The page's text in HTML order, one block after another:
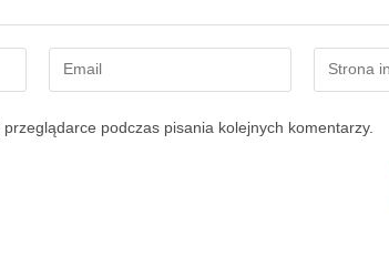
podczas pisania kolejnych komentarzy.